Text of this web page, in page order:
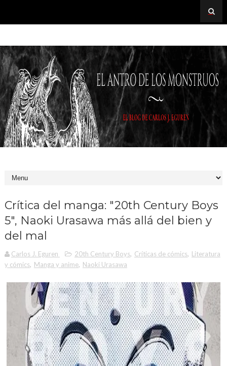
Crítica del manga: "20th Century Boys
5", Naoki Urasawa más allá del bien y
del mal
Carlos J. Eguren 20th Century Boys, Críticas de cómics, Literatura
y cómics, Manga y anime, Naoki Urasawa